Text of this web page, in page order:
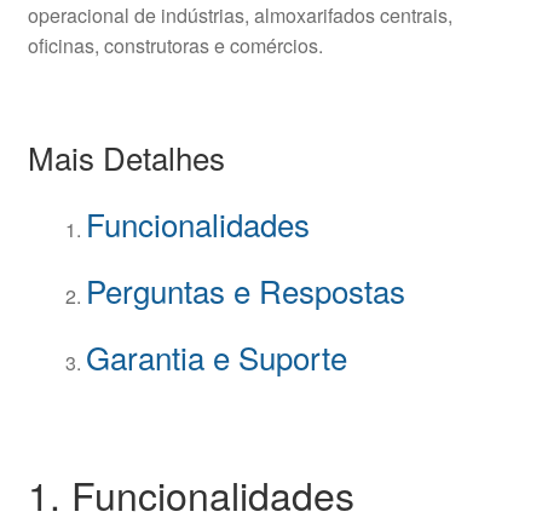
operacional de indústrias, almoxarifados centrais,
oficinas, construtoras e comércios.
Mais Detalhes
Funcionalidades
Perguntas e Respostas
Garantia e Suporte
1. Funcionalidades